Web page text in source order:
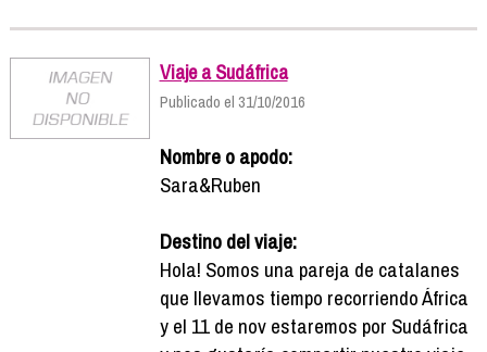
Viaje a Sudáfrica
Publicado el 31/10/2016
Nombre o apodo:
Sara&Ruben
Destino del viaje:
Hola! Somos una pareja de catalanes
que llevamos tiempo recorriendo África
y el 11 de nov estaremos por Sudáfrica